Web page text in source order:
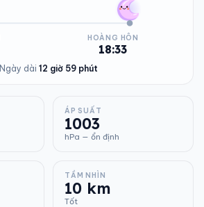
HOÀNG HÔN
18:33
Ngày dài 12 giờ 59 phút
ÁP SUẤT
1003
hPa — ổn định
TẦM NHÌN
10 km
Tốt